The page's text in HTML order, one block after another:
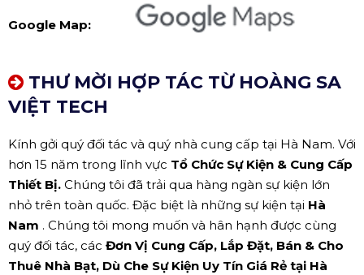
Google Map:
THƯ MỜI HỢP TÁC TỪ HOÀNG SA
VIỆT TECH
Kính gởi quý đối tác và quý nhà cung cấp tại Hà Nam. Với
hơn 15 năm trong lĩnh vực Tổ Chức Sự Kiện & Cung Cấp
Thiết Bị. Chúng tôi đã trải qua hàng ngàn sự kiện lớn
nhỏ trên toàn quốc. Đặc biệt là những sự kiện tại Hà
Nam . Chúng tôi mong muốn và hân hạnh được cùng
quý đối tác, các Đơn Vị Cung Cấp, Lắp Đặt, Bán & Cho
Thuê Nhà Bạt, Dù Che Sự Kiện Uy Tín Giá Rẻ tại Hà